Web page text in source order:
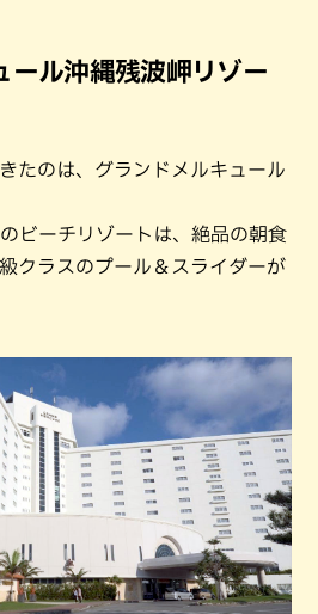
ール沖縄残波岬リゾー
たのは、グランドメルキュール
ビーチリゾートは、絶品の朝食
クラスのプール＆スライダーが